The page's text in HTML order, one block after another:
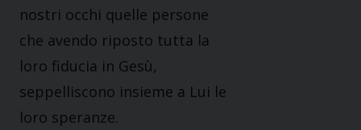
nostri occhi quelle persone
che avendo riposto tutta la
loro fiducia in Gesù,
seppelliscono insieme a Lui le
loro speranze.